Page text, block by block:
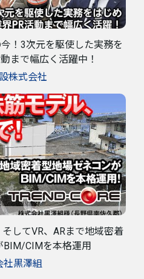
！3次元を駆使した実務を
まで幅広く活躍中！
株式会社
してVR、ARまで地域密着
CIMを本格運用
社黒澤組